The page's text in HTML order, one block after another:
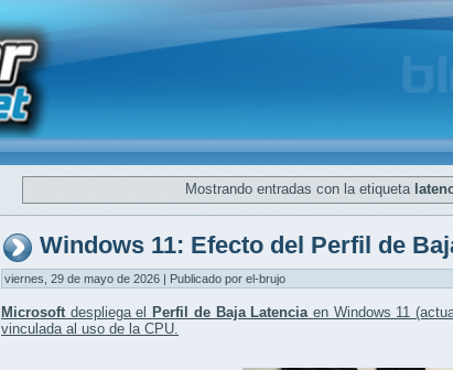
Mostrando entradas con la etiqueta
Windows 11: Efecto del Perfil de
viernes, 29 de mayo de 2026 | Publicado por el-brujo
Microsoft despliega el Perfil de Baja Latencia en Windows 11
vinculada al uso de la CPU